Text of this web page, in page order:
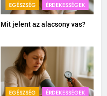
EGÉSZSÉG ÉRDEKESSÉGEK
Mit jelent az alacsony vas?
EGÉSZSÉG ÉRDEKESSÉGEK